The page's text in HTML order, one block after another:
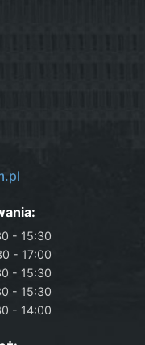
- 15:30
- 17:00
- 15:30
- 15:30
- 14:00